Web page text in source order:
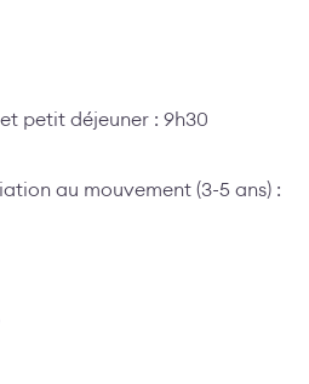
petit déjeuner : 9h30
au mouvement (3-5 ans) :